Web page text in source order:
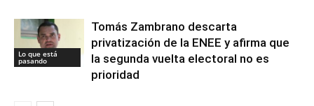
Lo que está
pasando
Tomás Zambrano descarta
privatización de la ENEE y afirma que
la segunda vuelta electoral no es
prioridad